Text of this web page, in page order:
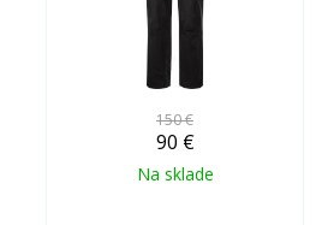
150 €
90 €
Na sklade